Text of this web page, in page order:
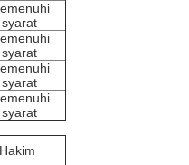
syarat
syarat
syarat
syarat
Hakim